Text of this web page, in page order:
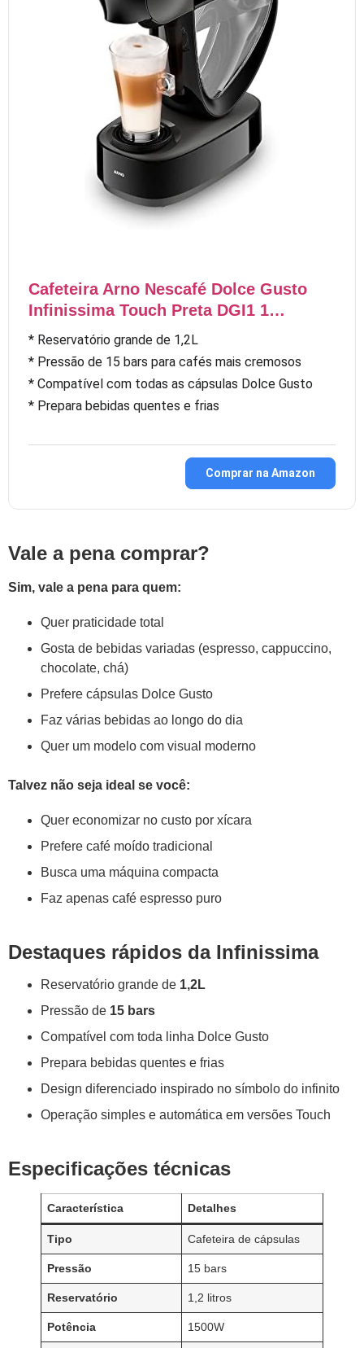
Cafeteira Arno Nescafé Dolce Gusto
Infinissima Touch Preta DGI1 1…
* Reservatório grande de 1,2L
* Pressão de 15 bars para cafés mais cremosos
* Compatível com todas as cápsulas Dolce Gusto
* Prepara bebidas quentes e frias
Comprar na Amazon
Vale a pena comprar?
Sim, vale a pena para quem:
Quer praticidade total
Gosta de bebidas variadas (espresso, cappuccino,
chocolate, chá)
Prefere cápsulas Dolce Gusto
Faz várias bebidas ao longo do dia
Quer um modelo com visual moderno
Talvez não seja ideal se você:
Quer economizar no custo por xícara
Prefere café moído tradicional
Busca uma máquina compacta
Faz apenas café espresso puro
Destaques rápidos da Infinissima
Reservatório grande de 1,2L
Pressão de 15 bars
Compatível com toda linha Dolce Gusto
Prepara bebidas quentes e frias
Design diferenciado inspirado no símbolo do infinito
Operação simples e automática em versões Touch
Especificações técnicas
Característica Detalhes
Tipo Cafeteira de cápsulas
Pressão 15 bars
Reservatório 1,2 litros
Potência 1500W